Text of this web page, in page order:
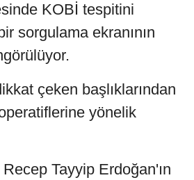
KOBİ tespitini
sorgulama ekranının
çeken başlıklarından
yönelik
Tayyip Erdoğan'ın